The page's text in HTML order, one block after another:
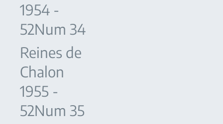
1954 -
52Num 34
Reines de
Chalon
1955 -
52Num 35